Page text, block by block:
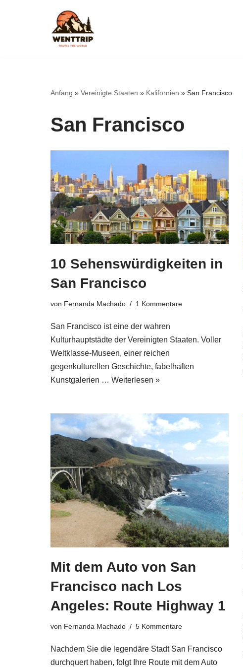
Anfang » Vereinigte Staaten » Kalifornien » San Francisco
San Francisco
10 Sehenswürdigkeiten in
San Francisco
von Fernanda Machado 1 Kommentare
San Francisco ist eine der wahren
Kulturhauptstädte der Vereinigten Staaten. Voller
Weltklasse-Museen, einer reichen
gegenkulturellen Geschichte, fabelhaften
Kunstgalerien … Weiterlesen »
Mit dem Auto von San
Francisco nach Los
Angeles: Route Highway 1
von Fernanda Machado 5 Kommentare
Nachdem Sie die legendäre Stadt San Francisco
durchquert haben, folgt Ihre Route mit dem Auto